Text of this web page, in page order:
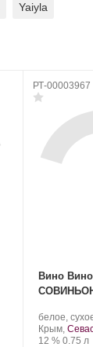
Yaiyla
РТ-00003967
Вино
Wine
Time.
белое,
Регион:
Крым,
Крепость
12 %. Объем
0.75 л